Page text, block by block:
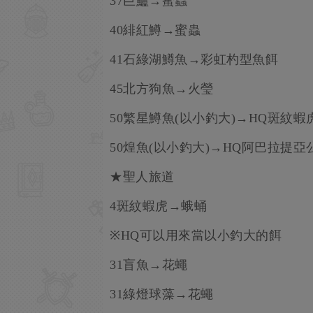
40緋紅鱒→蜜蟲
41石綠湖鱒魚→彩虹杓型魚餌
45北方狗魚→火瑩
50繁星鱒魚(以小釣大)→HQ斑紋蝦
50煌魚(以小釣大)→HQ阿巴拉提亞
★聖人旅道
4斑紋蝦虎→蛾蛹
※HQ可以用來當以小釣大的餌
31盲魚→花蠅
31綠燈球藻→花蠅